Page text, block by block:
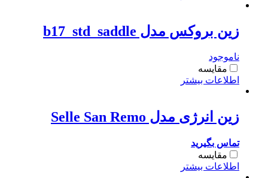
زین بروکس مدل b17_std_saddle
ناموجود
مقایسه
اطلاعات بیشتر
زین انرژی مدل Selle San Remo
تماس بگیرید
مقایسه
اطلاعات بیشتر